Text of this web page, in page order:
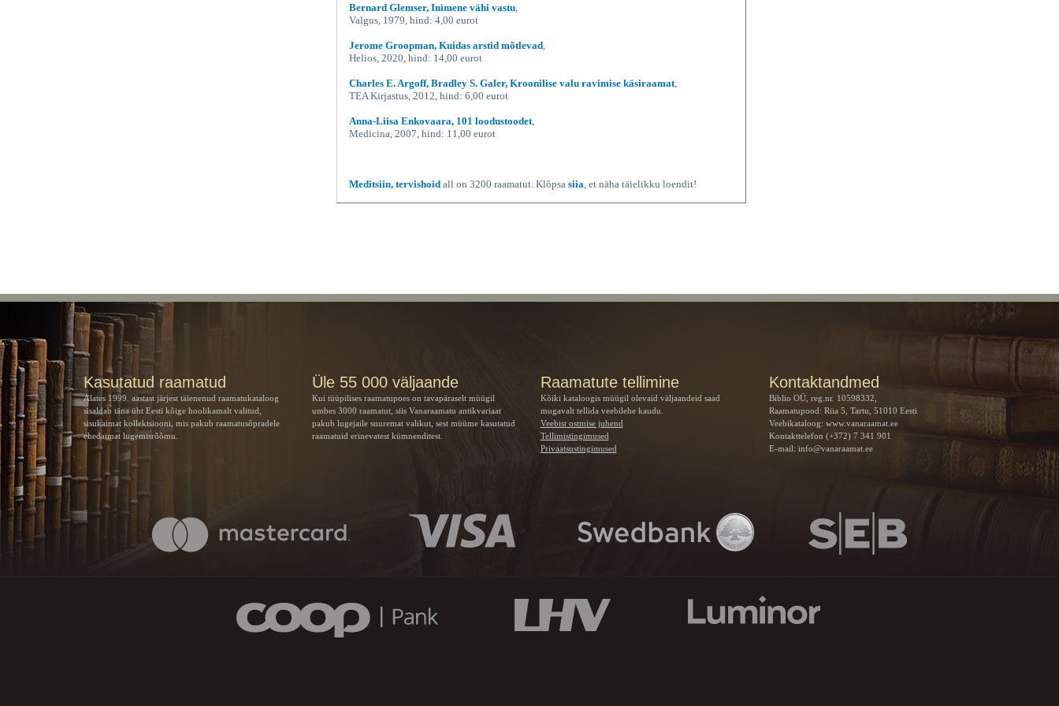
Bernard Glemser, Inimene vähi vastu
Valgus, 1979, hind: 4,00 eurot
Jerome Groopman, Kuidas arstid mõtlevad
Helios, 2020, hind: 14,00 eurot
Charles E. Argoff, Bradley S. Galer, Kroonilise valu ravimise käsiraamat
TEA Kirjastus, 2012, hind: 6,00 eurot
Anna-Liisa Enkovaara, 101 loodustoodet
Medicina, 2007, hind: 11,00 eurot
Meditsiin, tervishoid all on 3200 raamatut. Klõpsa siia , et näha täielikku loendit!
Kasutatud raamatud
Alates 1999. aastast järjest täienenud raamatukataloog
sisaldab täna üht Eesti kõige hoolikamalt valitud,
sisukaimat kollektsiooni, mis pakub raamatusõpradele
ehedaimat lugemisrõõmu.
Üle 55 000 väljaande
Kui tüüpilises raamatupoes on tavapäraselt müügil
umbes 3000 raamatut, siis Vanaraamatu antikvariaat
pakub lugejaile suuremat valikut, sest müüme kasutatud
raamatuid erinevatest kümnenditest.
Raamatute tellimine
Kõiki kataloogis müügil olevaid väljaandeid saad
mugavalt tellida veebilehe kaudu.
Veebist ostmise juhend
Tellimistingimused
Privaatsustingimused
Kontaktandmed
Biblio OÜ, reg.nr. 10598332,
Raamatupood: Riia 5, Tartu, 51010 Eesti
Veebikataloog: www.vanaraamat.ee
Kontakttelefon (+372) 7 341 901
E-mail: info@vanaraamat.ee